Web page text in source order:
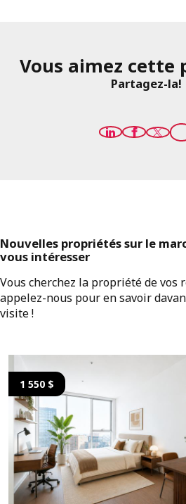
Vous aimez cette
Partagez-la!
Nouvelles propriétés sur le
vous intéresser
Vous cherchez la propriété de vos
appelez-nous pour en savoir
visite !
1 550 $